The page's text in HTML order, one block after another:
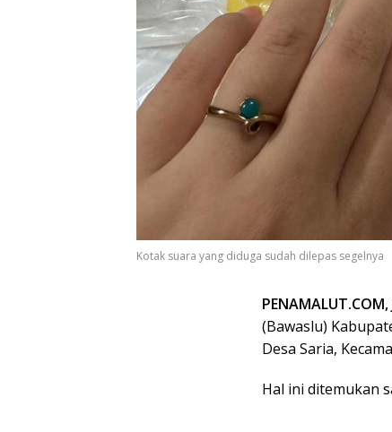
Kotak suara yang diduga sudah dilepas segelnya
PENAMALUT.COM,
(Bawaslu)
Desa Saria,
Hal ini ditemukan